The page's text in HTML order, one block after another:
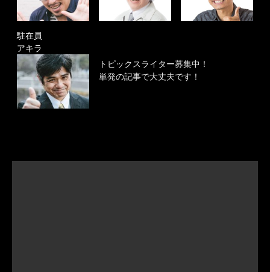
駐在員
アキラ
トピックスライター募集中！
単発の記事で大丈夫です！